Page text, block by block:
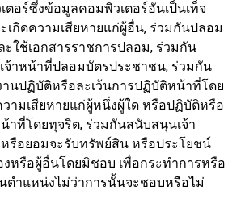
ตอร์ซึ่งข้อมูลคอมพิวเตอร์อันเป็นเท็จ
เกิดความเสียหายแก่ผู้อื่น, ร่วมกันปลอม
ะใช้เอกสารราชการปลอม, ร่วมกัน
จ้าหน้าที่ปลอมบัตรประชาชน, ร่วมกัน
นปฏิบัติหรือละเว้นการปฏิบัติหน้าที่โดย
ามเสียหายแก่ผู้หนึ่งผู้ใด หรือปฏิบัติหรือ
าที่โดยทุจริต, ร่วมกันสนับสนุนเจ้า
หรือยอมจะรับทรัพย์สิน หรือประโยชน์
งหรือผู้อื่นโดยมิชอบ เพื่อกระทำการหรือ
ตำแหน่งไม่ว่าการนั้นจะชอบหรือไม่